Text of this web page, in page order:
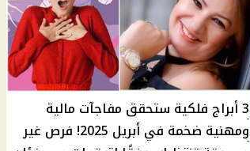
3 أبراج فلكية ستحقق مفاجآت مالية
ومهنية ضخمة في أبريل 2025! فرص غير